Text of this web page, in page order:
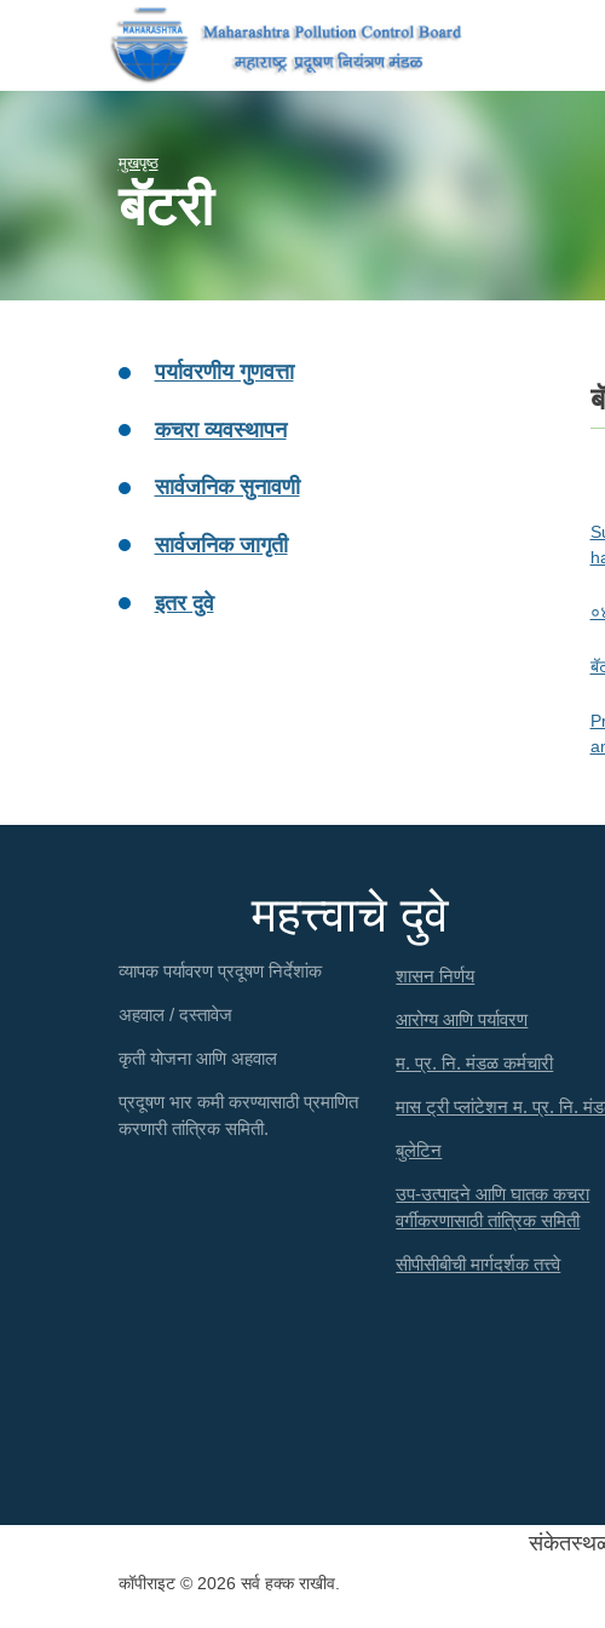
मुखपृष्ठ
बॅटरी
पर्यावरणीय गुणवत्ता
कचरा व्यवस्थापन
सार्वजनिक सुनावणी
सार्वजनिक जागृती
इतर दुवे
महत्त्वाचे दुवे
व्यापक पर्यावरण प्रदूषण निर्देशांक
अहवाल / दस्तावेज
कृती योजना आणि अहवाल
प्रदूषण भार कमी करण्यासाठी प्रमाणित
करणारी तांत्रिक समिती.
शासन निर्णय
आरोग्य आणि पर्यावरण
म. प्र. नि. मंडळ कर्मचारी
मास ट्री प्लांटेशन म. प्र. नि.
बुलेटिन
उप-उत्पादने आणि घातक कचरा
वर्गीकरणासाठी तांत्रिक समिती
सीपीसीबीची मार्गदर्शक तत्त्वे
कॉपीराइट © 2026 सर्व हक्क राखीव.